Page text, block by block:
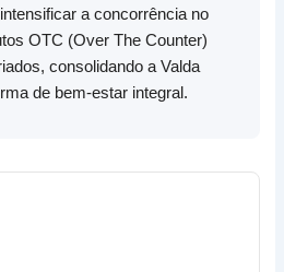
a concorrência no
OTC (Over The Counter)
consolidando a Valda
de bem-estar integral.